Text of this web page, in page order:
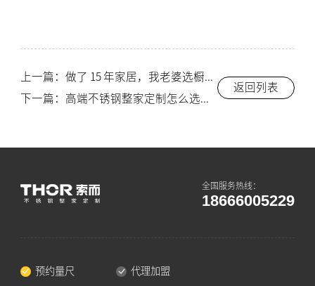
返回列表
全国服务热线：
18666005229
预约量尺 代理加盟